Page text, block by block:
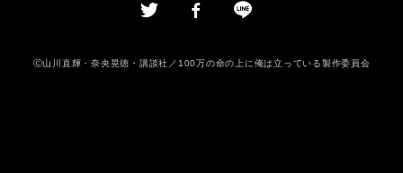
Ⓒ山川直輝・奈央晃徳・講談社／100万の命の上に俺は立っている製作委員会